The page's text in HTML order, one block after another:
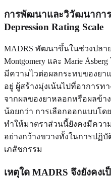
การพัฒนาและวิวัฒนาการ
Depression Rating Scale
MADRS พัฒนาขึ้นในช่วงปลาย
Montgomery และ Marie
มีความไวต่อผลกระทบของยา
อยู่ ผู้สร้างมุ่งเน้นไปที่อาการท
จากผลของยาหลอกหรือผลข้า
น้อยกว่า การเลือกออกแบบโด
ทำให้มาตราส่วนนี้ยังคงมีควา
อย่างกว้างขวางทั้งในการปฏิ
เภสัชกรรม
เหตุใด MADRS จึงยังคง